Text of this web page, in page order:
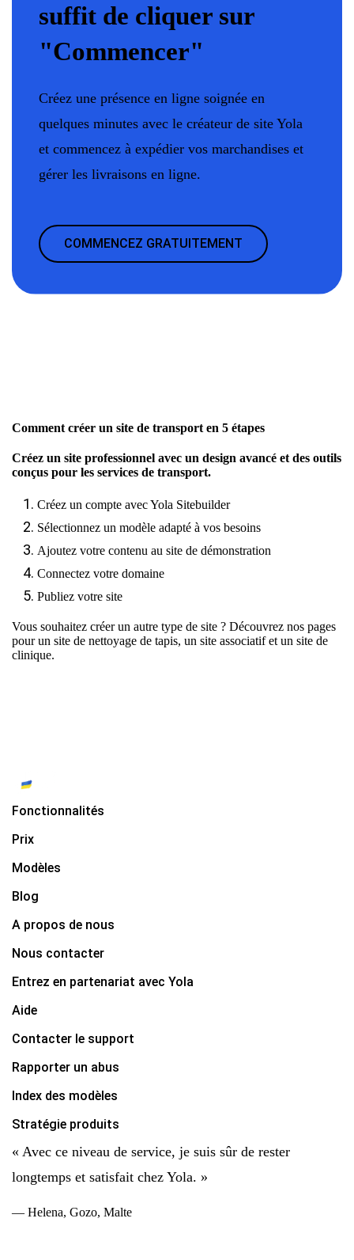
suffit de cliquer sur
"Commencer"
Créez une présence en ligne soignée en
quelques minutes avec le créateur de site Yola
et commencez à expédier vos marchandises et
gérer les livraisons en ligne.
COMMENCEZ GRATUITEMENT
Comment créer un site de transport en 5 étapes
Créez un site professionnel avec un design avancé et des outils
conçus pour les services de transport.
Créez un compte avec Yola Sitebuilder
Sélectionnez un modèle adapté à vos besoins
Ajoutez votre contenu au site de démonstration
Connectez votre domaine
Publiez votre site
Vous souhaitez créer un autre type de site ? Découvrez nos pages
pourun site de nettoyage de tapis, un site associatifet un site de
clinique.
Fonctionnalités
Prix
Modèles
Blog
A propos de nous
Nous contacter
Entrez en partenariat avec Yola
Aide
Contacter le support
Rapporter un abus
Index des modèles
Stratégie produits
« Avec ce niveau de service, je suis sûr de rester
longtemps et satisfait chez Yola. »
— Helena, Gozo, Malte